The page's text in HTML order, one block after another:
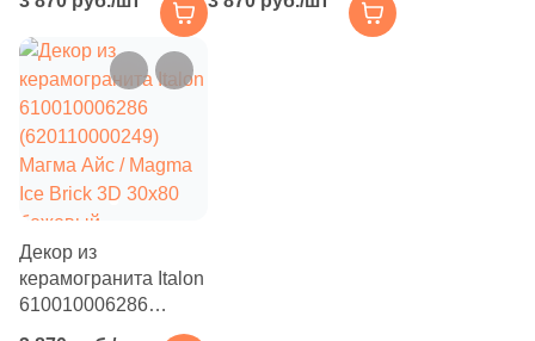
Магма Сильвер /
Magma Silver Brick
3D 30x80 серый
натуральный / 3D/
объемный под
камень
Магма Минерал /
Magma Mineral Brick
Декор из
керамогранита Italon
610010006286